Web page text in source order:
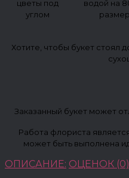
цветы под
углом
водой на
Хотите, чтобы букет стоял
Заказанный букет может
Работа флориста
может быть выполнена
ОПИСАНИЕ: ОЦЕНОК (0)